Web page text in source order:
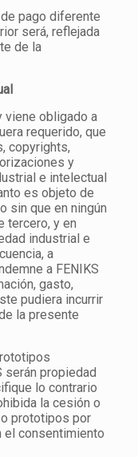
pago diferente
será, reflejada
de la
viene obligado a
requerido, que
copyrights,
y
e intelectual
es objeto de
sin que en ningún
tercero, y en
industrial e
a
a FENIKS
gasto,
pudiera incurrir
la presente
serán propiedad
lo contrario
la cesión o
prototipos por
el consentimiento